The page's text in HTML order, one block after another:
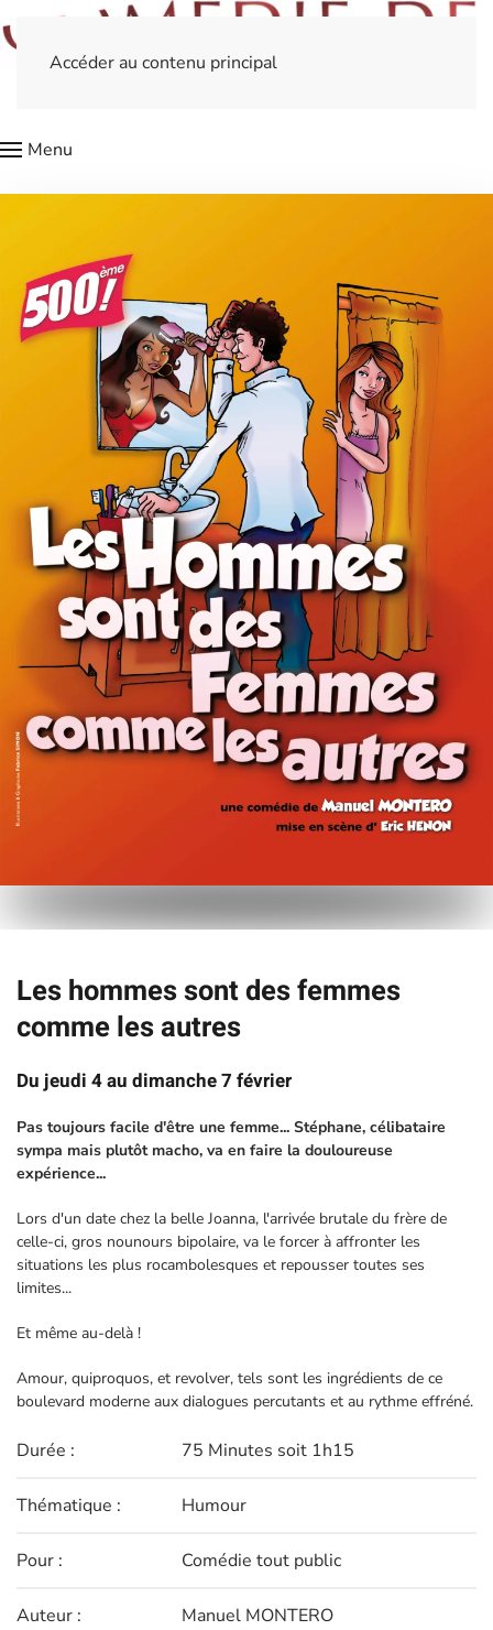
Accéder au contenu principal
Menu
Les hommes sont des femmes
comme les autres
Du jeudi 4 au dimanche 7 février
Pas toujours facile d'être une femme... Stéphane, célibataire
sympa mais plutôt macho, va en faire la douloureuse
expérience...
Lors d'un date chez la belle Joanna, l'arrivée brutale du frère de
celle-ci, gros nounours bipolaire, va le forcer à affronter les
situations les plus rocambolesques et repousser toutes ses
limites...
Et même au-delà !
Amour, quiproquos, et revolver, tels sont les ingrédients de ce
boulevard moderne aux dialogues percutants et au rythme effréné.
Durée : 75 Minutes soit 1h15
Thématique : Humour
Pour : Comédie tout public
Auteur : Manuel MONTERO